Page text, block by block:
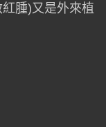
腫)又是外來植